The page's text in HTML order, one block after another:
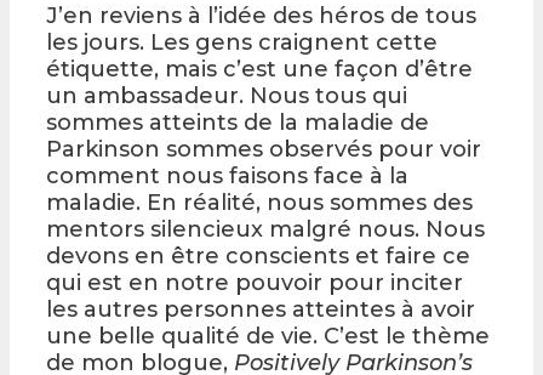
J’en reviens à l’idée des héros de tous
les jours. Les gens craignent cette
étiquette, mais c’est une façon d’être
un ambassadeur. Nous tous qui
sommes atteints de la maladie de
Parkinson sommes observés pour voir
comment nous faisons face à la
maladie. En réalité, nous sommes des
mentors silencieux malgré nous. Nous
devons en être conscients et faire ce
qui est en notre pouvoir pour inciter
les autres personnes atteintes à avoir
une belle qualité de vie. C’est le thème
de mon blogue, Positively Parkinson’s